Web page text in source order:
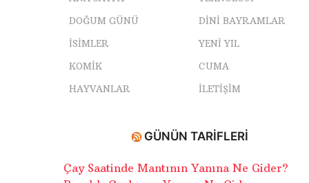
DOĞUM GÜNÜ
ISIMLER
KOMIK
HAYVANLAR
DINI BAYRAMLAR
YENI YIL
CUMA
İLETIŞIM
GÜNÜN TARIFLERI
Çay Saatinde Mantının Yanına Ne Gider?